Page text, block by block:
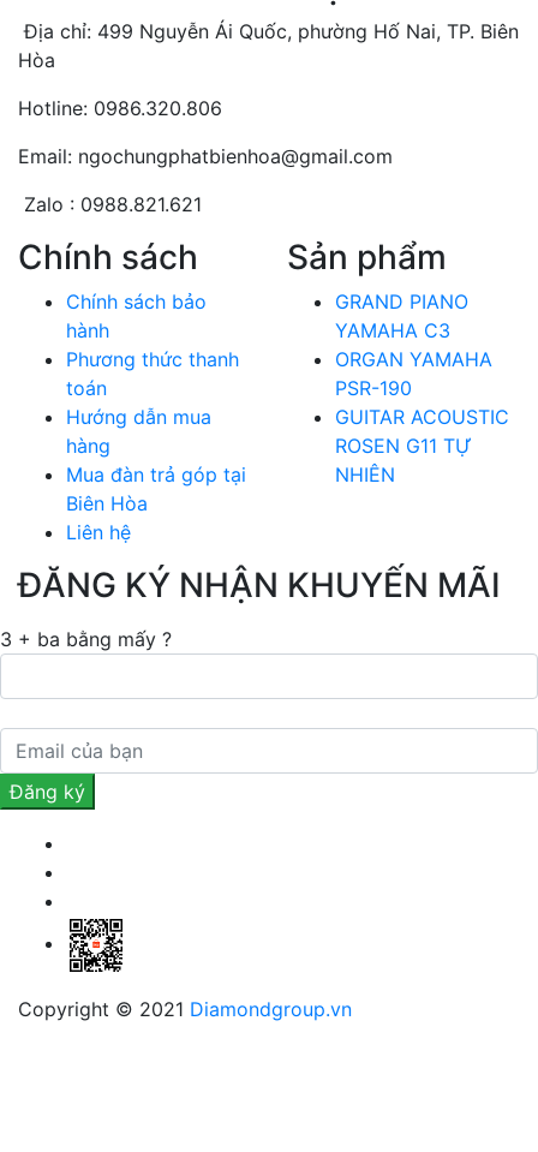
Địa chỉ: 499 Nguyễn Ái Quốc, phường Hố Nai, TP. Biên
Hòa
Hotline: 0986.320.806
Email: ngochungphatbienhoa@gmail.com
Zalo : 0988.821.621
Chính sách
Chính sách bảo
hành
Phương thức thanh
toán
Hướng dẫn mua
hàng
Mua đàn trả góp tại
Biên Hòa
Liên hệ
Sản phẩm
GRAND PIANO
YAMAHA C3
ORGAN YAMAHA
PSR-190
GUITAR ACOUSTIC
ROSEN G11 TỰ
NHIÊN
ĐĂNG KÝ NHẬN KHUYẾN MÃI
3 + ba bằng mấy ?
Copyright © 2021 Diamondgroup.vn